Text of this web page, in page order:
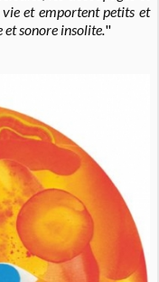
et emportent petits et
et sonore insolite."